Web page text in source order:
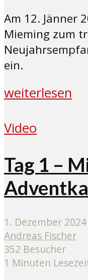
Am 12. Jänner
Mieming zum
ein.
weiterlesen
Video
Tag 1 –
1. Dezember 2024
Andreas Fischer
352 Besucher
1 Minuten